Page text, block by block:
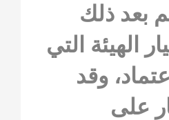
بعد ذلك
الهيئة التي
وقد
على